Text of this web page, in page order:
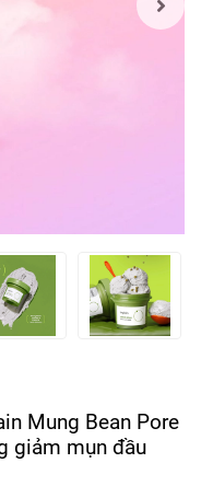
Mung Bean Pore
giảm mụn đầu